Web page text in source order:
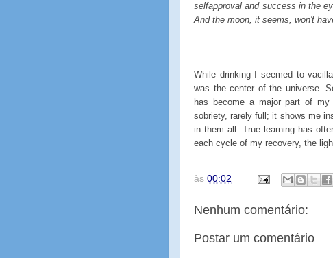
selfapproval and success in the
And the moon, it seems, won't
While drinking I seemed to
was the center of the universe.
has become a major part of
sobriety, rarely full; it shows me
in them all. True learning has
each cycle of my recovery, the
às 00:02
Nenhum comentário:
Postar um comentário